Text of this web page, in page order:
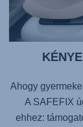
Ahogy
A SAFEFIX
ehhez: